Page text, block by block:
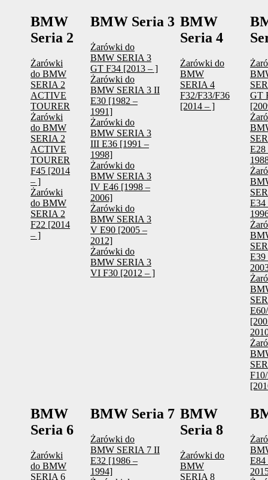
BMW
Seria 2
Żarówki
do BMW
SERIA 2
ACTIVE
TOURER
Żarówki
do BMW
SERIA 2
ACTIVE
TOURER
F45 [2014
– ]
Żarówki
do BMW
SERIA 2
F22 [2014
– ]
BMW Seria 3
Żarówki do
BMW SERIA 3
GT F34 [2013 – ]
Żarówki do
BMW SERIA 3 II
E30 [1982 –
1991]
Żarówki do
BMW SERIA 3
III E36 [1991 –
1998]
Żarówki do
BMW SERIA 3
IV E46 [1998 –
2006]
Żarówki do
BMW SERIA 3
V E90 [2005 –
2012]
Żarówki do
BMW SERIA 3
VI F30 [2012 – ]
BMW
Seria 4
Żarówki do
BMW
SERIA 4
F32/F33/F36
[2014 – ]
GT
E28
E34
E39
BMW
Seria 6
Żarówki
do BMW
SERIA 6
BMW Seria 7
Żarówki do
BMW SERIA 7 II
E32 [1986 –
1994]
BMW
Seria 8
Żarówki do
BMW
SERIA 8
E84